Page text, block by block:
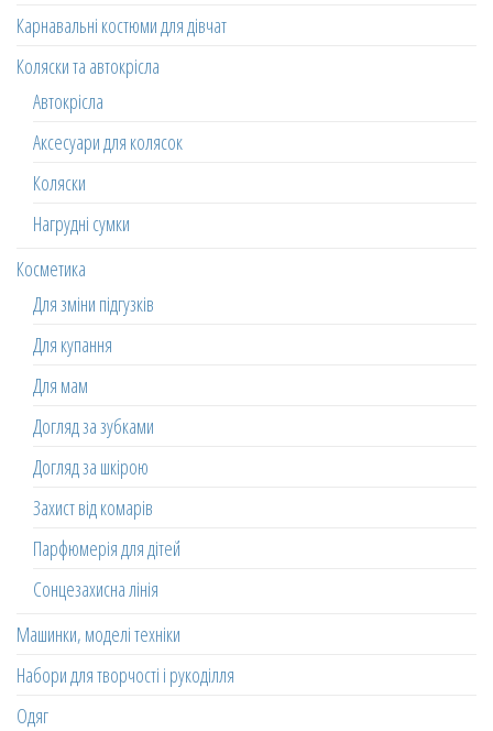
Карнавальні костюми для дівчат
Коляски та автокрісла
Автокрісла
Аксесуари для колясок
Коляски
Нагрудні сумки
Косметика
Для зміни підгузків
Для купання
Для мам
Догляд за зубками
Догляд за шкірою
Захист від комарів
Парфюмерія для дітей
Сонцезахисна лінія
Машинки, моделі техніки
Набори для творчості і рукоділля
Одяг